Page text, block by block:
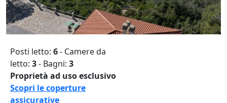
Posti letto: 6- Camere da
letto: 3- Bagni: 3
Proprietà ad uso esclusivo
Scopri le coperture
assicurative